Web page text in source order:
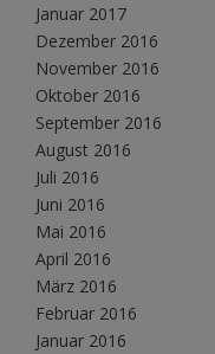
Januar 2017
Dezember 2016
November 2016
Oktober 2016
September 2016
August 2016
Juli 2016
Juni 2016
Mai 2016
April 2016
März 2016
Februar 2016
Januar 2016